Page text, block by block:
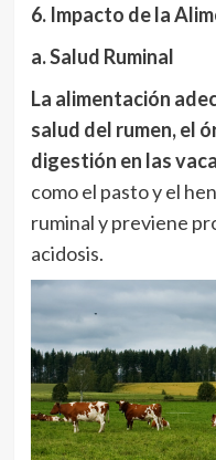
6. Impacto de la
a. Salud Ruminal
La alimentación
salud del rumen, el
digestión en las
como el pasto y el
ruminal y previene
acidosis.